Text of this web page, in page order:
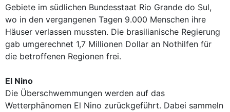
Gebiete im südlichen Bundesstaat Rio Grande do Sul,
wo in den vergangenen Tagen 9.000 Menschen ihre
Häuser verlassen mussten. Die brasilianische Regierung
gab umgerechnet 1,7 Millionen Dollar an Nothilfen für
die betroffenen Regionen frei.
El Nino
Die Überschwemmungen werden auf das
Wetterphänomen El Nino zurückgeführt. Dabei sammeln